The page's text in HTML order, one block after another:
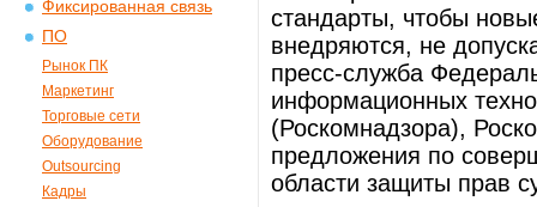
Фиксированная связь
ПО
Рынок ПК
Маркетинг
Торговые сети
Оборудование
Outsourcing
Кадры
стандарты, чтобы
внедряются, не
пресс-служба
информационных
(Роскомнадзора),
предложения по
области защиты прав